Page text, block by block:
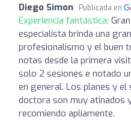
Diego Simon Publicada en
Experiencia fantástica:
especialista brinda una
profesionalismo y el buen
notas desde la primera
solo 2 sesiones e notado
en general. Los planes y
doctora son muy atinados
recomiendo apliamente.